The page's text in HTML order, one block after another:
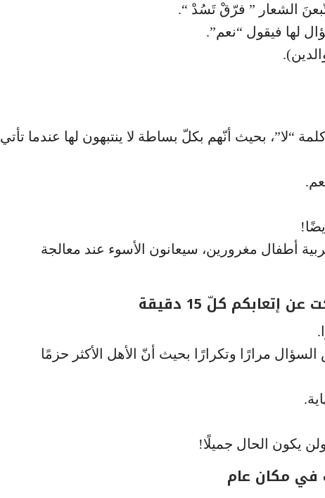
الشعار ” فرّقْ تَسُدْ “.
لها فيقول “نعم”.
“لا”، بحيث أنّهم بكلّ بساطة لا ينتبهون لها عندما تأتي
أطفال مغرورين، سيعانون الأسوء عند معالجة
مرارًا وتكرارًا بحيث أنّ الأهل الأكثر حزمًا
يكون الحال جميلًا!